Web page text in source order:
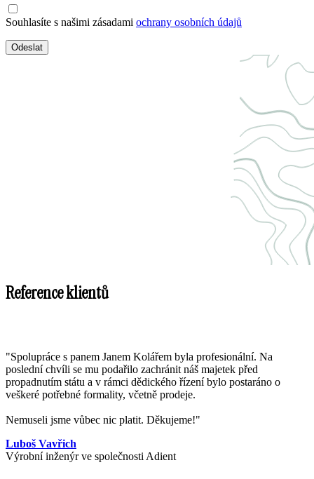
Souhlasíte s našimi zásadami ochrany osobních údajů
Odeslat
Reference klientů
"Spolupráce s panem Janem Kolářem byla profesionální. Na
poslední chvíli se mu podařilo zachránit náš majetek před
propadnutím státu a v rámci dědického řízení bylo postaráno o
veškeré potřebné formality, včetně prodeje.
Nemuseli jsme vůbec nic platit. Děkujeme!"
Luboš Vavřich
Výrobní inženýr ve společnosti Adient